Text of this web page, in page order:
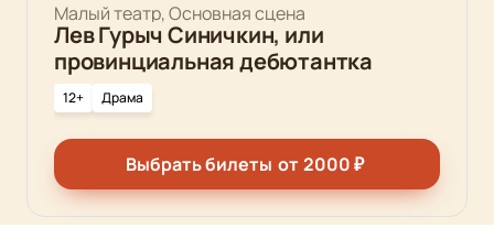
Малый театр, Основная сцена
Лев Гурыч Синичкин, или
провинциальная дебютантка
12+ Драма
Выбрать билеты от 2000₽